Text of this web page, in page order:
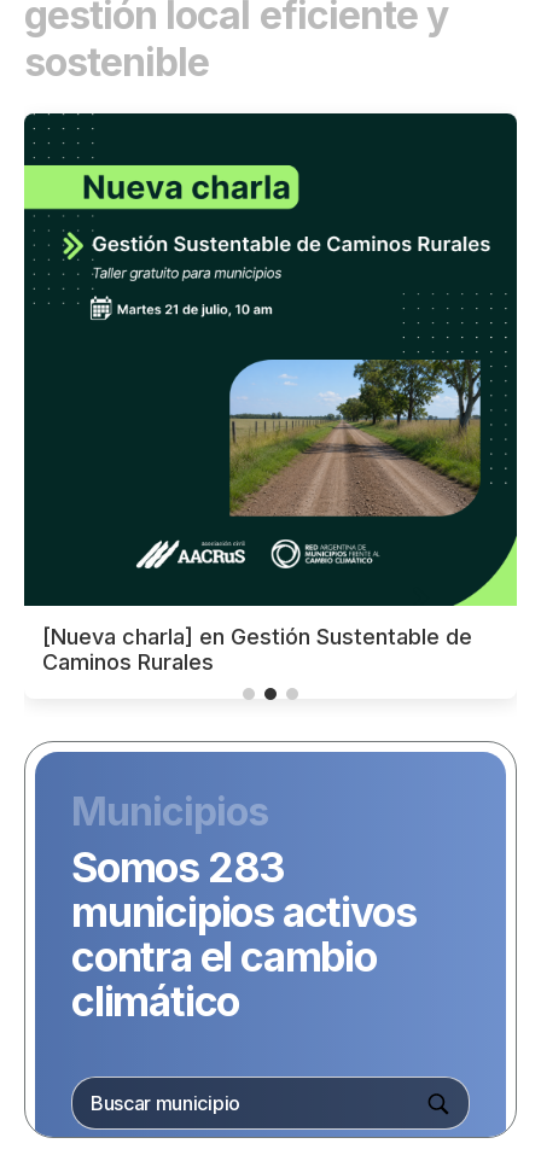
gestión local eficiente y
sostenible
[Nueva charla] en Gestión Sustentable de
Caminos Rurales
Municipios
Somos 283
municipios activos
contra el cambio
climático